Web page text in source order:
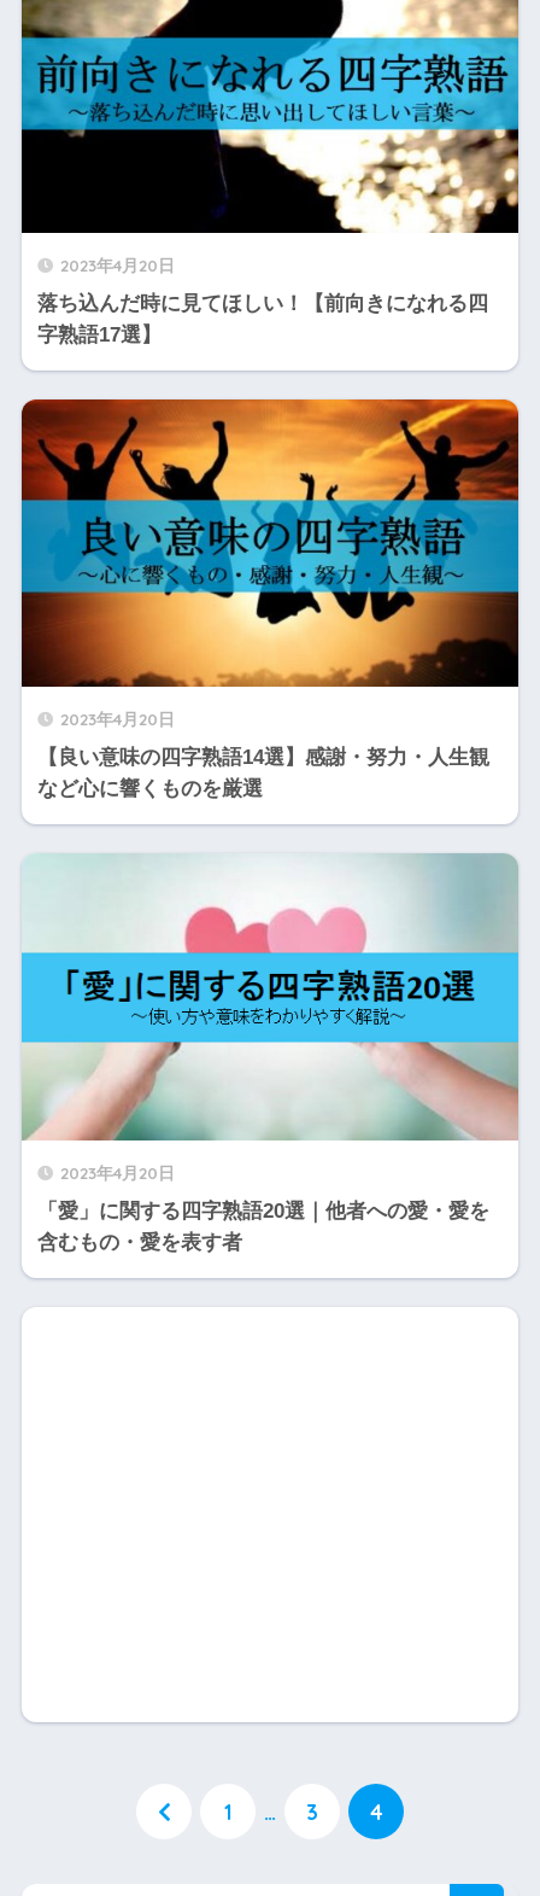
2023年4月20日
落ち込んだ時に見てほしい！【前向きになれる四
字熟語17選】
2023年4月20日
【良い意味の四字熟語14選】感謝・努力・人生観
など心に響くものを厳選
2023年4月20日
「愛」に関する四字熟語20選｜他者への愛・愛を
含むもの・愛を表す者
1 … 3 4